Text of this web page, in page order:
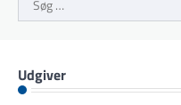
efter:
Udgiver